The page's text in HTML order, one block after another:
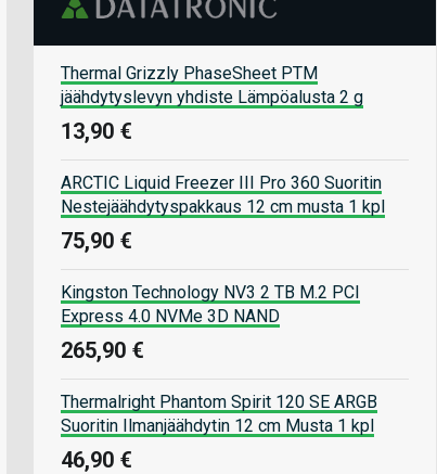
Thermal Grizzly PhaseSheet PTM
jäähdytyslevyn yhdiste Lämpöalusta 2 g
13,90 €
ARCTIC Liquid Freezer III Pro 360 Suoritin
Nestejäähdytyspakkaus 12 cm musta 1 kpl
75,90 €
Kingston Technology NV3 2 TB M.2 PCI
Express 4.0 NVMe 3D NAND
265,90 €
Thermalright Phantom Spirit 120 SE ARGB
Suoritin Ilmanjäähdytin 12 cm Musta 1 kpl
46,90 €